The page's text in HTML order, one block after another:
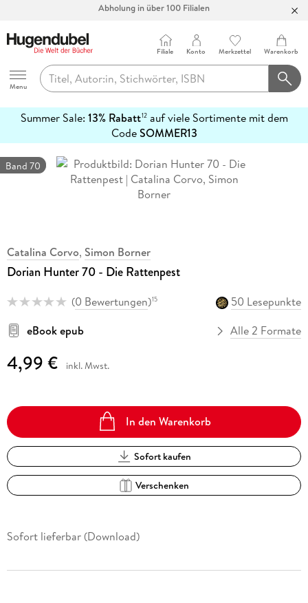
100 Tage Rückgaberecht***
Hugendubel
Menu
Filiale Konto Merkzettel Warenkorb
Summer Sale: 13% Rabatt12auf viele Sortimente mit dem
CodeSOMMER13
erfahren
Band 70
Catalina Corvo, Simon Borner
Dorian Hunter 70 - Die Rattenpest
(0 Bewertungen)15
50 Lesepunkte
eBook epub
Alle 2 Formate
4,99 € inkl. Mwst.
In den Warenkorb
Sofort kaufen
Verschenken
Sofort lieferbar (Download)